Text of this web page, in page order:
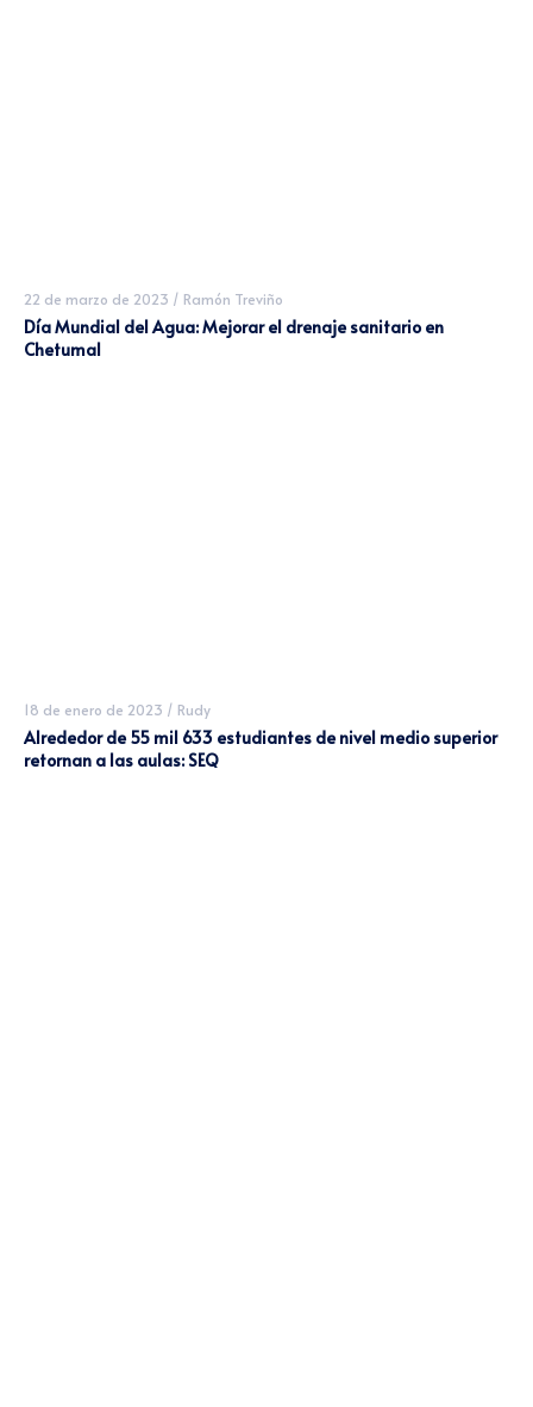
22 de marzo de 2023 / Ramón Treviño
Día Mundial del Agua: Mejorar el drenaje sanitario en
Chetumal
18 de enero de 2023 / Rudy
Alrededor de 55 mil 633 estudiantes de nivel medio superior
retornan a las aulas: SEQ